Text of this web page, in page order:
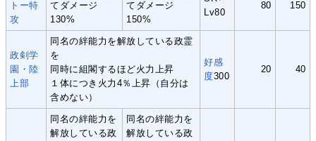
トー特
攻
てダメージ
130%
てダメージ
150%
Lv80
80 150
政剣学
園・陸
上部
同名の絆能力を解放している政霊
を
同時に組閣するほど火力上昇
１体につき火力4％上昇（自分は
含めない）
好感
度300
20 40
同名の絆能力を
解放している政
同名の絆能力を
解放している政